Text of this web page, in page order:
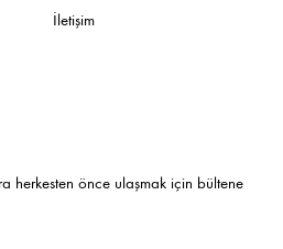
İletişim
herkesten önce ulaşmak için bültene